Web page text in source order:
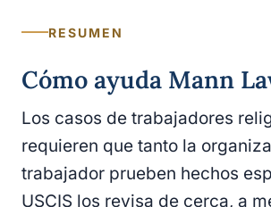
RESUMEN
Cómo ayuda Mann
Los casos de trabajadores
requieren que tanto la
trabajador prueben hechos
USCIS los revisa de cerca, a